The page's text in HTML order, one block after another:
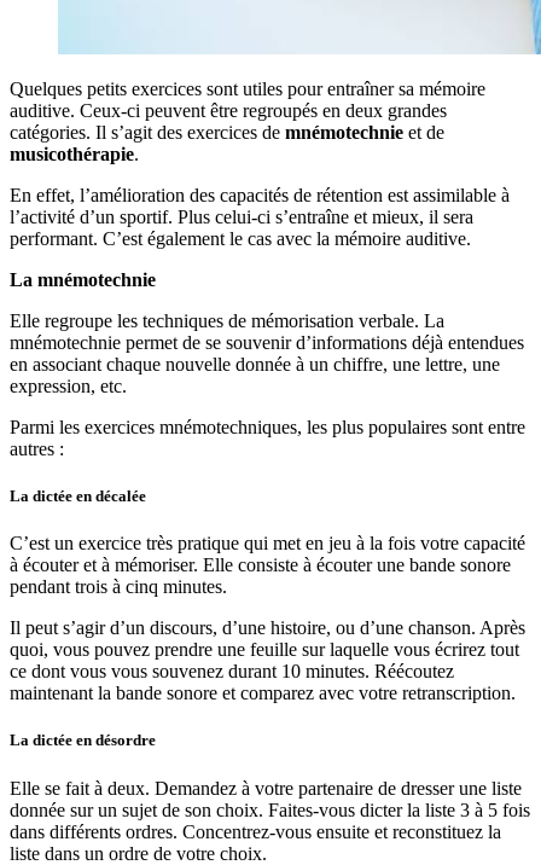
Quelques petits exercices sont utiles pour entraîner sa mémoire
auditive. Ceux-ci peuvent être regroupés en deux grandes
catégories. Il s’agit des exercices de mnémotechnie et de
musicothérapie.
En effet, l’amélioration des capacités de rétention est assimilable à
l’activité d’un sportif. Plus celui-ci s’entraîne et mieux, il sera
performant. C’est également le cas avec la mémoire auditive.
La mnémotechnie
Elle regroupe les techniques de mémorisation verbale. La
mnémotechnie permet de se souvenir d’informations déjà entendues
en associant chaque nouvelle donnée à un chiffre, une lettre, une
expression, etc.
Parmi les exercices mnémotechniques, les plus populaires sont entre
autres :
La dictée en décalée
C’est un exercice très pratique qui met en jeu à la fois votre capacité
à écouter et à mémoriser. Elle consiste à écouter une bande sonore
pendant trois à cinq minutes.
Il peut s’agir d’un discours, d’une histoire, ou d’une chanson. Après
quoi, vous pouvez prendre une feuille sur laquelle vous écrirez tout
ce dont vous vous souvenez durant 10 minutes. Réécoutez
maintenant la bande sonore et comparez avec votre retranscription.
La dictée en désordre
Elle se fait à deux. Demandez à votre partenaire de dresser une liste
donnée sur un sujet de son choix. Faites-vous dicter la liste 3 à 5 fois
dans différents ordres. Concentrez-vous ensuite et reconstituez la
liste dans un ordre de votre choix.